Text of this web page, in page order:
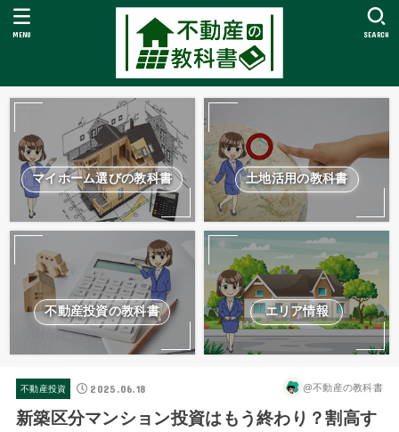
SEARCH
MENU
マイホーム選びの教科書 土地活用の教科書
不動産投資の教科書 エリア情報
不動産投資 2025.06.18 @不動産の教科書
新築区分マンション投資はもう終わり？割高す